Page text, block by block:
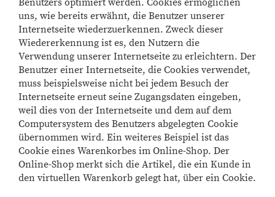
Benutzers optimiert werden. Cookies ermöglichen
uns, wie bereits erwähnt, die Benutzer unserer
Internetseite wiederzuerkennen. Zweck dieser
Wiedererkennung ist es, den Nutzern die
Verwendung unserer Internetseite zu erleichtern. Der
Benutzer einer Internetseite, die Cookies verwendet,
muss beispielsweise nicht bei jedem Besuch der
Internetseite erneut seine Zugangsdaten eingeben,
weil dies von der Internetseite und dem auf dem
Computersystem des Benutzers abgelegten Cookie
übernommen wird. Ein weiteres Beispiel ist das
Cookie eines Warenkorbes im Online-Shop. Der
Online-Shop merkt sich die Artikel, die ein Kunde in
den virtuellen Warenkorb gelegt hat, über ein Cookie.